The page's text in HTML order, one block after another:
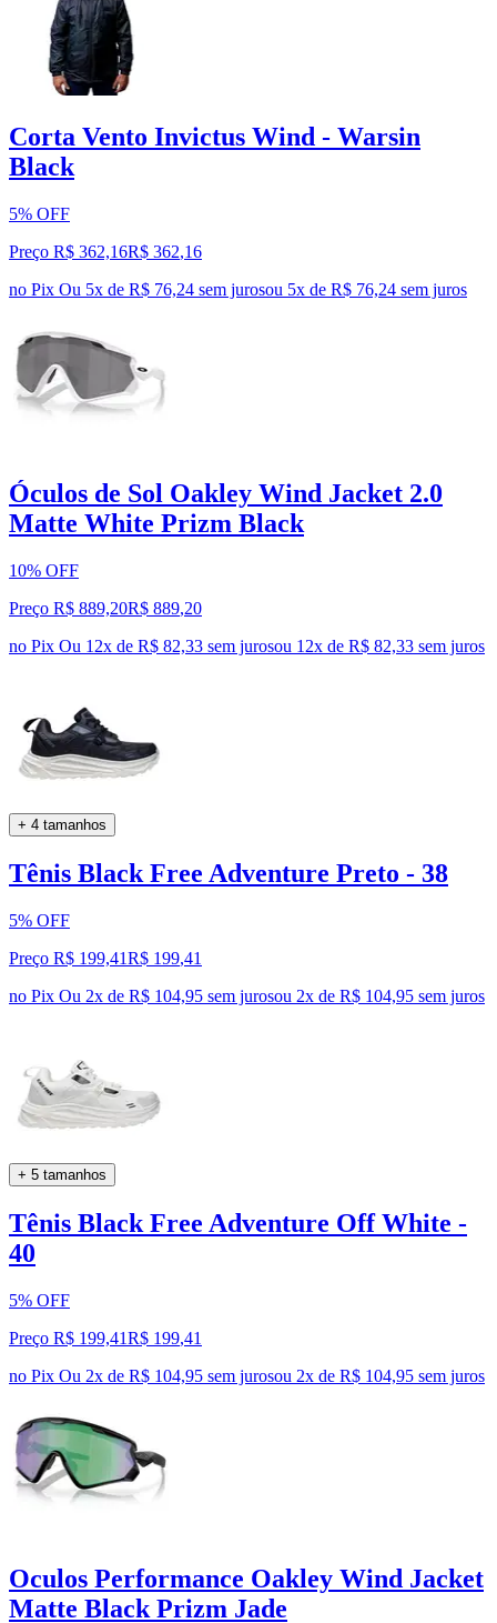
Corta Vento Invictus Wind - Warsin
Black
5% OFF
Preço R$ 362,16R$ 362,16
no Pix Ou 5x de R$ 76,24 sem jurosou 5x de R$ 76,24 sem juros
Óculos de Sol Oakley Wind Jacket 2.0
Matte White Prizm Black
10% OFF
Preço R$ 889,20R$ 889,20
no Pix Ou 12x de R$ 82,33 sem jurosou 12x de R$ 82,33 sem juros
+ 4 tamanhos
Tênis Black Free Adventure Preto - 38
5% OFF
Preço R$ 199,41R$ 199,41
no Pix Ou 2x de R$ 104,95 sem jurosou 2x de R$ 104,95 sem juros
+ 5 tamanhos
Tênis Black Free Adventure Off White -
40
5% OFF
Preço R$ 199,41R$ 199,41
no Pix Ou 2x de R$ 104,95 sem jurosou 2x de R$ 104,95 sem juros
Oculos Performance Oakley Wind Jacket
Matte Black Prizm Jade